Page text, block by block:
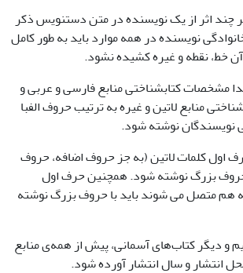
، اگر چند اثر از یک نویسنده در متن دستنویس ذکر
نویسنده در همه موارد باید به طور کامل
خط، نقطه و غیره کشیده نشود.
ابتدا مشخصات کتابشناختی منابع فارسی و عربی و
منابع لاتین و غیره به ترتیب حروف الفبا
نویسندگان نوشته شود.
، حرف اول کلمات لاتین (به جز حروف اضافه، حروف
حروف بزرگ نوشته شود. همچنین حرف اول
هم متصل می شوند باید با حروف بزرگ نوشته
کریم و دیگر کتاب‌‌های آسمانی، پیش از همه‌ی منابع
انتشار و سال انتشار آورده شود.